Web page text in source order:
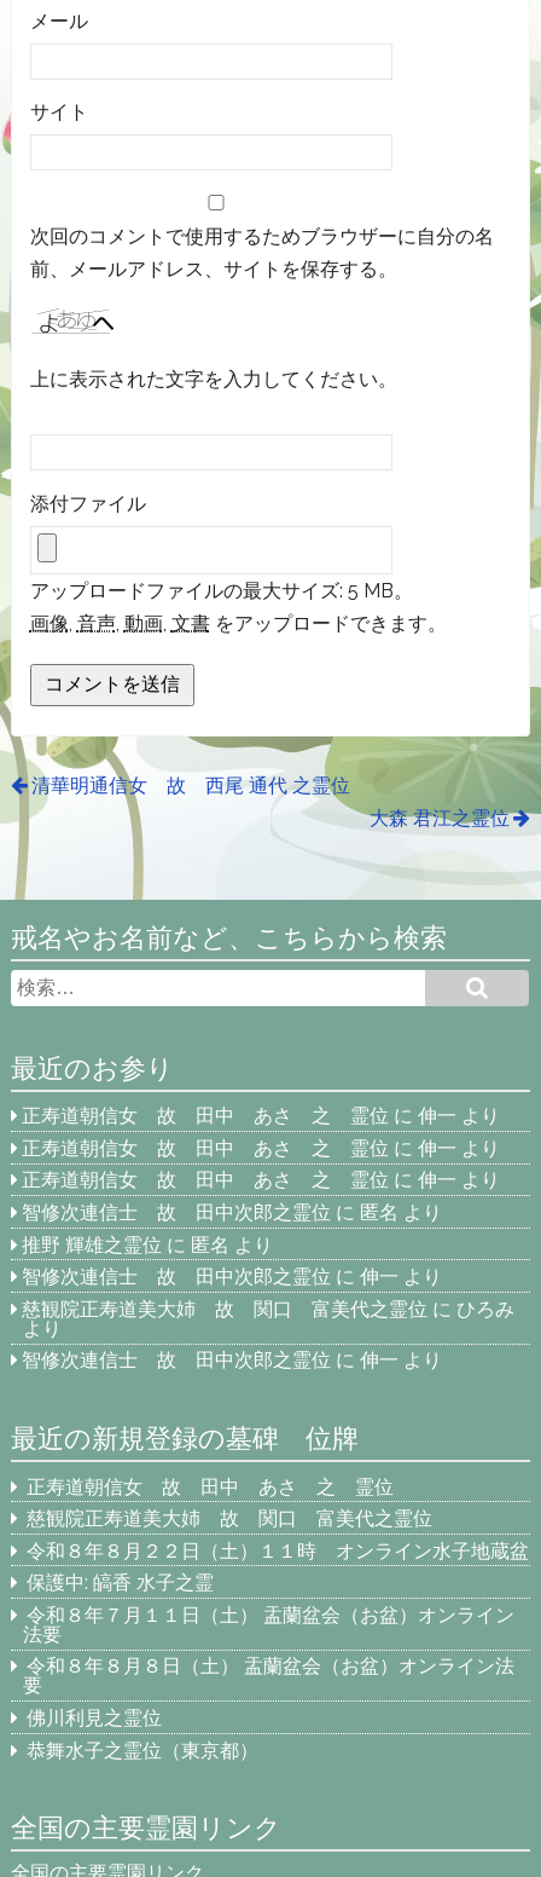
メール
サイト
次回のコメントで使用するためブラウザーに自分の名
前、メールアドレス、サイトを保存する。
上に表示された文字を入力してください。
添付ファイル
アップロードファイルの最大サイズ: 5 MB。
画像 音声, 動画, 文書をアップロードできます。
清華明通信女 故 西尾 通代 之霊位
大森 君江之霊位
戒名やお名前など、こちらから検索
最近のお参り
正寿道朝信女 故 田中 あさ 之 霊位 に伸一 より
正寿道朝信女 故 田中 あさ 之 霊位 に伸一 より
正寿道朝信女 故 田中 あさ 之 霊位 に伸一 より
智修次連信士 故 田中次郎之霊位 に 匿名 より
推野 輝雄之霊位 に 匿名 より
智修次連信士 故 田中次郎之霊位 に伸一 より
慈観院正寿道美大姉 故 関口 富美代之霊位 に ひろみ
より
智修次連信士 故 田中次郎之霊位 に伸一 より
最近の新規登録の墓碑 位牌
正寿道朝信女 故 田中 あさ 之 霊位
慈観院正寿道美大姉 故 関口 富美代之霊位
令和８年８月２２日（土）１１時 オンライン水子地蔵盆
保護中: 皜香 水子之霊
令和８年７月１１日（土） 盂蘭盆会（お盆）オンライン
法要
令和８年８月８日（土） 盂蘭盆会（お盆）オンライン法
要
佛川利見之霊位
恭舞水子之霊位（東京都）
全国の主要霊園リンク